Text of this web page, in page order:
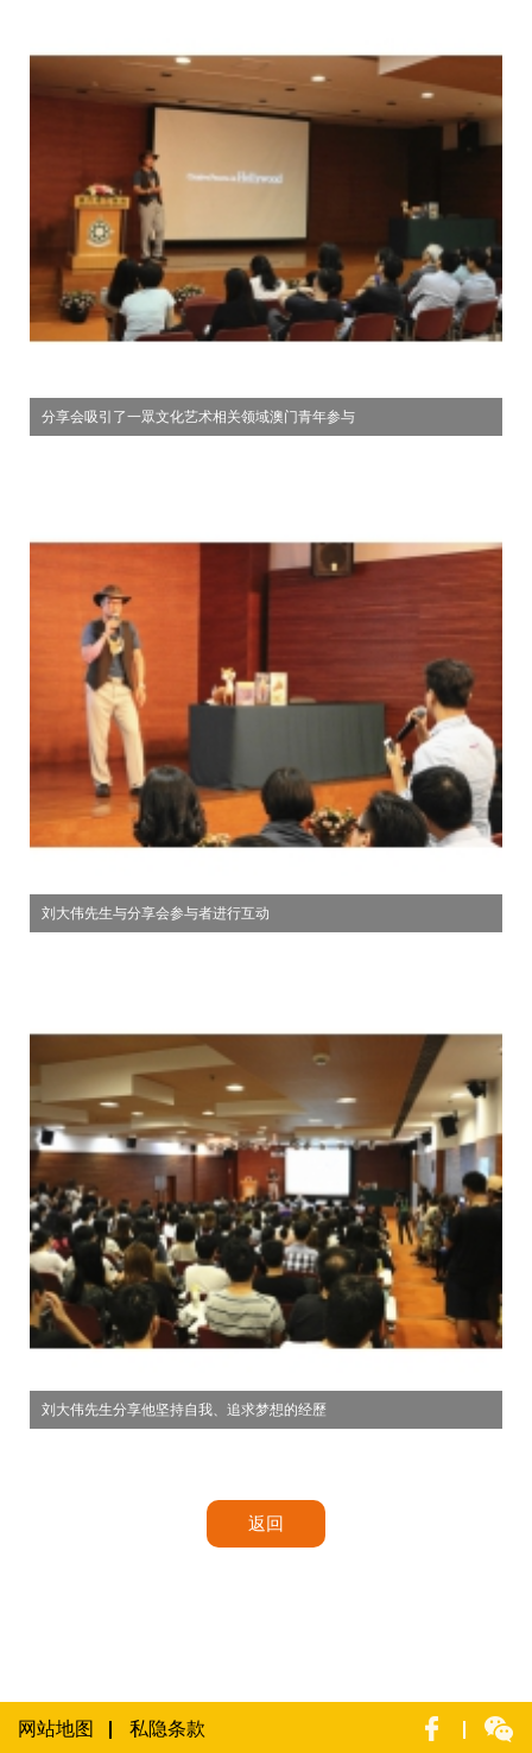
分享会吸引了一眾文化艺术相关领域澳门青年参与
刘大伟先生与分享会参与者进行互动
刘大伟先生分享他坚持自我、追求梦想的经歷
返回
网站地图 私隐条款